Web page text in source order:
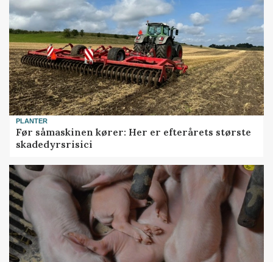
PLANTER
Før såmaskinen kører: Her er efterårets største
skadedyrsrisici